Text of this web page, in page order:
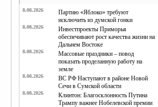
8.08.2026
Партию «Яблоко» требуют
исключить из думской гонки
8.08.2026
Инвестпроекты Приморья
обеспечивают рост качества жизни на
Дальнем Востоке
8.08.2026
Массовые праздники – повод
показать проделанную работу на
земле
8.08.2026
ВС РФ Наступают в районе Новой
Сечи в Сумской области
8.08.2026
Клинтон: Благосклонность Путина
Трампу важнее Нобелевской премии